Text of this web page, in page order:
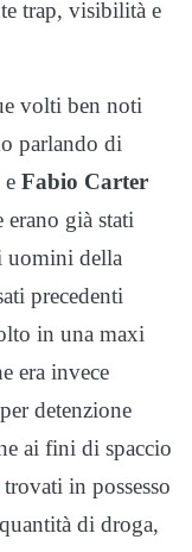
trap, visibilità e
volti ben noti
parlando di
e Fabio Carter
già stati
uomini della
precedenti
in una maxi
era invece
detenzione
ai fini di spaccio
in possesso
di droga,